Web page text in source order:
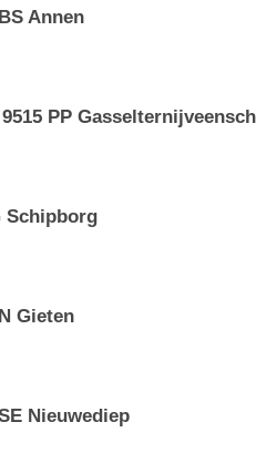
Annen
PP
Schipborg
Gieten
Nieuwediep